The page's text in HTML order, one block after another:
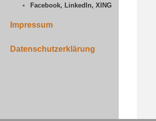
Facebook, LinkedIn, XING
Impressum
Datenschutzerklärung